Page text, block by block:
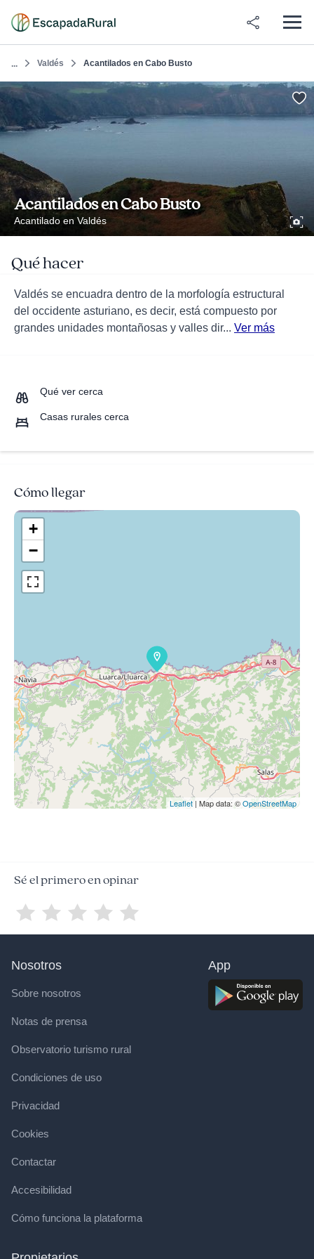
... Valdés Acantilados en Cabo Busto
Acantilados en Cabo Busto
Acantilado en Valdés
Qué hacer
Valdés se encuadra dentro de la morfología estructural
del occidente asturiano, es decir, está compuesto por
grandes unidades montañosas y valles dir... Ver más
Qué ver cerca
Casas rurales cerca
Cómo llegar
+
−
Leaflet | Map data: ©OpenStreetMap
Sé el primero en opinar
Nosotros
Sobre nosotros
Notas de prensa
Observatorio turismo rural
Condiciones de uso
Privacidad
Cookies
Contactar
Accesibilidad
Cómo funciona la plataforma
App